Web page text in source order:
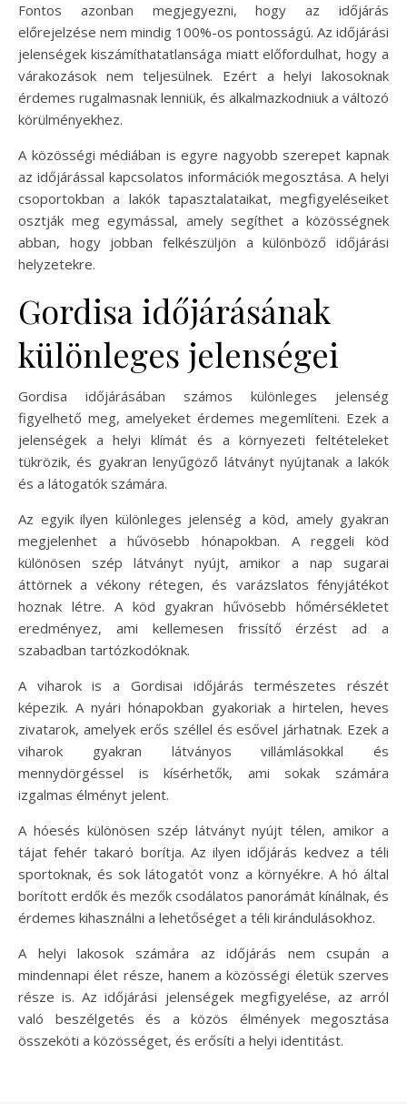
Fontos azonban megjegyezni, hogy az időjárás
előrejelzése nem mindig 100%-os pontosságú. Az időjárási
jelenségek kiszámíthatatlansága miatt előfordulhat, hogy a
várakozások nem teljesülnek. Ezért a helyi lakosoknak
érdemes rugalmasnak lenniük, és alkalmazkodniuk a változó
körülményekhez.
A közösségi médiában is egyre nagyobb szerepet kapnak
az időjárással kapcsolatos információk megosztása. A helyi
csoportokban a lakók tapasztalataikat, megfigyeléseiket
osztják meg egymással, amely segíthet a közösségnek
abban, hogy jobban felkészüljön a különböző időjárási
helyzetekre.
Gordisa időjárásának
különleges jelenségei
Gordisa időjárásában számos különleges jelenség
figyelhető meg, amelyeket érdemes megemlíteni. Ezek a
jelenségek a helyi klímát és a környezeti feltételeket
tükrözik, és gyakran lenyűgöző látványt nyújtanak a lakók
és a látogatók számára.
Az egyik ilyen különleges jelenség a köd, amely gyakran
megjelenhet a hűvösebb hónapokban. A reggeli köd
különösen szép látványt nyújt, amikor a nap sugarai
áttörnek a vékony rétegen, és varázslatos fényjátékot
hoznak létre. A köd gyakran hűvösebb hőmérsékletet
eredményez, ami kellemesen frissítő érzést ad a
szabadban tartózkodóknak.
A viharok is a Gordisai időjárás természetes részét
képezik. A nyári hónapokban gyakoriak a hirtelen, heves
zivatarok, amelyek erős széllel és esővel járhatnak. Ezek a
viharok gyakran látványos villámlásokkal és
mennydörgéssel is kísérhetők, ami sokak számára
izgalmas élményt jelent.
A hóesés különösen szép látványt nyújt télen, amikor a
tájat fehér takaró borítja. Az ilyen időjárás kedvez a téli
sportoknak, és sok látogatót vonz a környékre. A hó által
borított erdők és mezők csodálatos panorámát kínálnak, és
érdemes kihasználni a lehetőséget a téli kirándulásokhoz.
A helyi lakosok számára az időjárás nem csupán a
mindennapi élet része, hanem a közösségi életük szerves
része is. Az időjárási jelenségek megfigyelése, az arról
való beszélgetés és a közös élmények megosztása
összeköti a közösséget, és erősíti a helyi identitást.